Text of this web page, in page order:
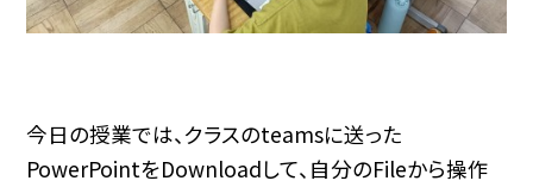
今日の授業では、クラスのteamsに送った
PowerPointをDownloadして、自分のFileから操作